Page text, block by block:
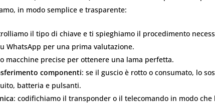
in modo semplice e trasparente:
il tipo di chiave e ti spieghiamo il procedimento
WhatsApp per una prima valutazione.
macchine precise per ottenere una lama perfetta.
componenti: se il guscio è rotto o consumato, lo
batteria e pulsanti.
: codifichiamo il transponder o il telecomando in modo che